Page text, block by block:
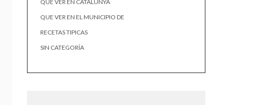
QUE VER EN CATALUNYA
QUE VER EN EL MUNICIPIO DE
RECETAS TIPICAS
SIN CATEGORÍA